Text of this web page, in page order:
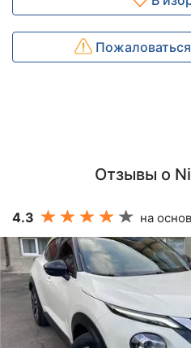
Отзывы о
4.3 на